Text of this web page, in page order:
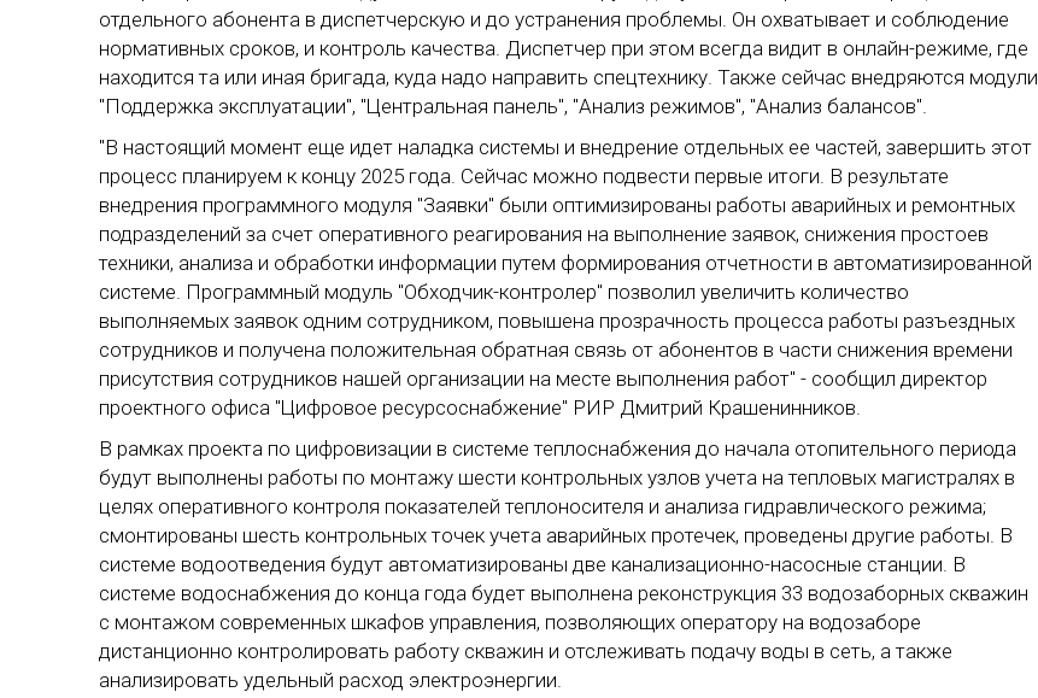
отдельного абонента в диспетчерскую и до устранения проблемы. Он охватывает и соблюдение
нормативных сроков, и контроль качества. Диспетчер при этом всегда видит в онлайн-режиме, где
находится та или иная бригада, куда надо направить спецтехнику. Также сейчас внедряются модули
"Поддержка эксплуатации", "Центральная панель", "Анализ режимов", "Анализ балансов".
"В настоящий момент еще идет наладка системы и внедрение отдельных ее частей, завершить этот
процесс планируем к концу 2025 года. Сейчас можно подвести первые итоги. В результате
внедрения программного модуля "Заявки" были оптимизированы работы аварийных и ремонтных
подразделений за счет оперативного реагирования на выполнение заявок, снижения простоев
техники, анализа и обработки информации путем формирования отчетности в автоматизированной
системе. Программный модуль "Обходчик-контролер" позволил увеличить количество
выполняемых заявок одним сотрудником, повышена прозрачность процесса работы разъездных
сотрудников и получена положительная обратная связь от абонентов в части снижения времени
присутствия сотрудников нашей организации на месте выполнения работ" - сообщил директор
проектного офиса "Цифровое ресурсоснабжение" РИР Дмитрий Крашенинников.
В рамках проекта по цифровизации в системе теплоснабжения до начала отопительного периода
будут выполнены работы по монтажу шести контрольных узлов учета на тепловых магистралях в
целях оперативного контроля показателей теплоносителя и анализа гидравлического режима;
смонтированы шесть контрольных точек учета аварийных протечек, проведены другие работы. В
системе водоотведения будут автоматизированы две канализационно-насосные станции. В
системе водоснабжения до конца года будет выполнена реконструкция 33 водозаборных скважин
с монтажом современных шкафов управления, позволяющих оператору на водозаборе
дистанционно контролировать работу скважин и отслеживать подачу воды в сеть, а также
анализировать удельный расход электроэнергии.